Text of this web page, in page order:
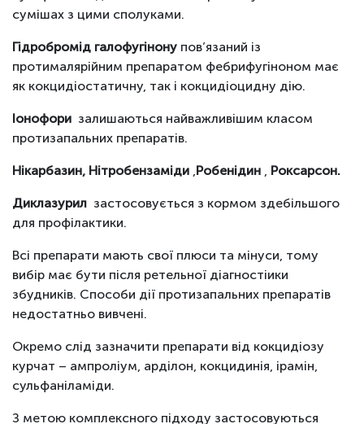
сумішах з цими сполуками.
Гідробромід галофугінону пов’язаний із
протималярійним препаратом фебрифугіноном має
як кокцидіостатичну, так і кокцидіоцидну дію.
Іонофори залишаються найважливішим класом
протизапальних препаратів.
Нікарбазин, Нітробензаміди ,Робенідин , Роксарсон.
Диклазурил застосовується з кормом здебільшого
для профілактики.
Всі препарати мають свої плюси та мінуси, тому
вибір має бути після ретельної діагностіики
збудників. Способи дії протизапальних препаратів
недостатньо вивчені.
Окремо слід зазначити препарати від кокцидіозу
курчат – ампроліум, арділон, кокцидинія, ірамін,
сульфаніламіди.
З метою комплексного підходу застосовуються